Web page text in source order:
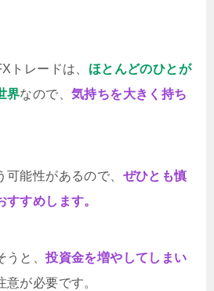
トレードは、 ほとんどのひとが
界なので、気持ちを大きく持ち
能性があるので、 ぜひとも慎
すめします。
うと、投資金を増やしてしまい
意が必要です。